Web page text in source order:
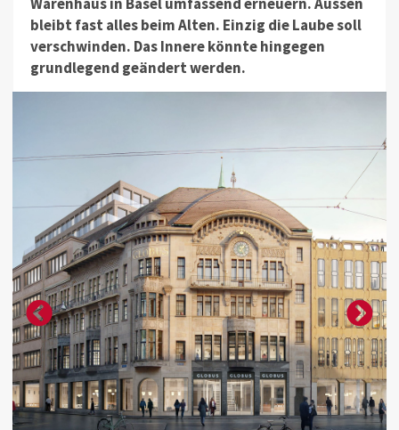
bleibt fast alles beim Alten. Einzig die Laube soll
verschwinden. Das Innere könnte hingegen
grundlegend geändert werden.